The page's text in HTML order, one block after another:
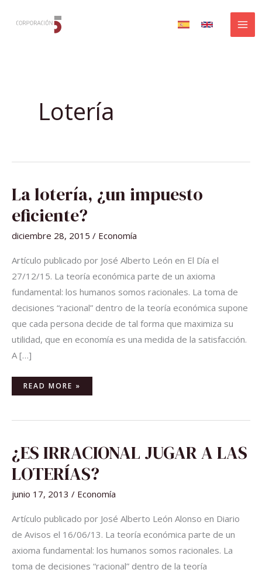
Lotería
La lotería, ¿un impuesto
eficiente?
diciembre 28, 2015 / Economía
Artículo publicado por José Alberto León en El Día el
27/12/15. La teoría económica parte de un axioma
fundamental: los humanos somos racionales. La toma de
decisiones “racional” dentro de la teoría económica supone
que cada persona decide de tal forma que maximiza su
utilidad, que en economía es una medida de la satisfacción.
A […]
LOTERÍA,
¿UN
IMPUESTO
EFICIENTE?
READ MORE »
¿ES IRRACIONAL JUGAR A LAS
LOTERÍAS?
junio 17, 2013 / Economía
Artículo publicado por José Alberto León Alonso en Diario
de Avisos el 16/06/13. La teoría económica parte de un
axioma fundamental: los humanos somos racionales. La
toma de decisiones “racional” dentro de la teoría
¿ES
IRRACIONAL
JUGAR
A
LAS
LOTERÍAS?